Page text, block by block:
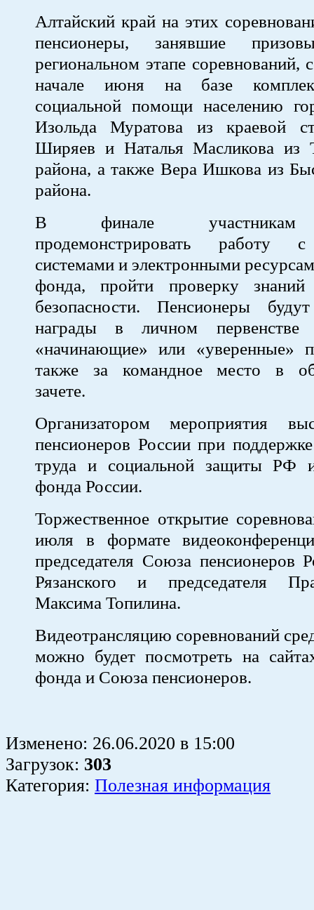
Алтайский край на этих
пенсионеры, занявшие
региональном этапе соревнований,
начале июня на базе
социальной помощи населению
Изольда Муратова из краевой
Ширяев и Наталья Масликова из
района, а также Вера Ишкова из
района.
В финале участникам
продемонстрировать работу
системами и электронными
фонда, пройти проверку
безопасности. Пенсионеры
награды в личном первенстве
«начинающие» или «уверенные»
также за командное место в
зачете.
Организатором мероприятия
пенсионеров России при
труда и социальной защиты РФ
фонда России.
Торжественное открытие
июля в формате
председателя Союза пенсионеров
Рязанского и председателя
Максима Топилина.
Видеотрансляцию соревнований
можно будет посмотреть на
фонда и Союза пенсионеров.
Изменено: 26.06.2020 в 15:00
Загрузок: 303
Категория: Полезная информация